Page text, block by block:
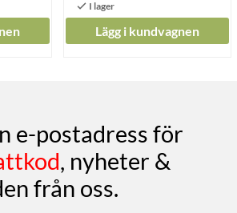
Lägg i kundvagnen
e-postadress för
, nyheter &
från oss.